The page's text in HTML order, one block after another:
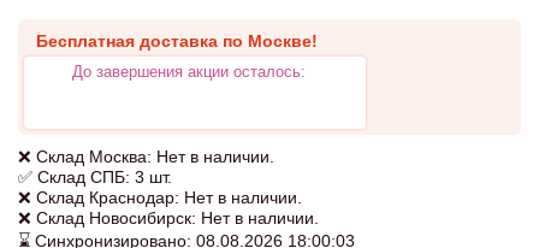
Бесплатная доставка по Москве!
До завершения акции осталось:
❌ Склад Москва: Нет в наличии.
✅ Склад СПБ: 3 шт.
❌ Склад Краснодар: Нет в наличии.
❌ Склад Новосибирск: Нет в наличии.
⌛ Синхронизировано: 08.08.2026 18:00:03